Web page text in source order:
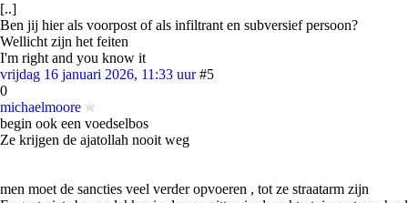
[..]
Ben jij hier als voorpost of als infiltrant en subversief persoon?
Wellicht zijn het feiten
I'm right and you know it
vrijdag 16 januari 2026, 11:33 uur #5
0
michaelmoore
begin ook een voedselbos
Ze krijgen de ajatollah nooit weg
men moet de sancties veel verder opvoeren , tot ze straatarm zijn